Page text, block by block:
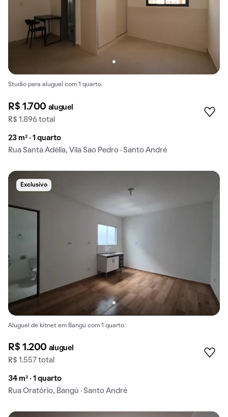
Studio para aluguel com 1 quarto.
R$ 1.700 aluguel
R$ 1.896 total
23 m² · 1 quarto
Rua Santa Adélia, Vila Sao Pedro · Santo André
Exclusivo
Aluguel de kitnet em Bangú com 1 quarto.
R$ 1.200 aluguel
R$ 1.557 total
34 m² · 1 quarto
Rua Oratório, Bangú · Santo André